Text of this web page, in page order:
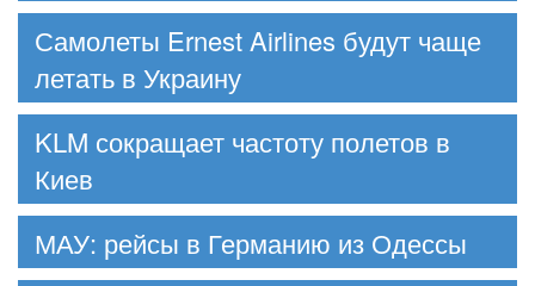
Самолеты Ernest Airlines будут чаще
летать в Украину
KLM сокращает частоту полетов в
Киев
МАУ: рейсы в Германию из Одессы